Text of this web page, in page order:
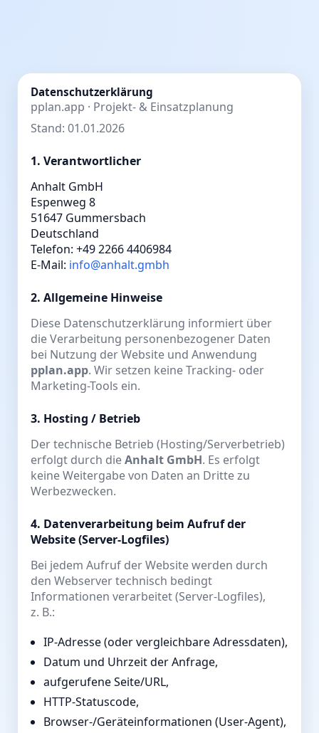
Datenschutzerklärung
pplan.app · Projekt- & Einsatzplanung
Stand: 01.01.2026
1. Verantwortlicher
Anhalt GmbH
Espenweg 8
51647 Gummersbach
Deutschland
Telefon: +49 2266 4406984
E-Mail: info@anhalt.gmbh
2. Allgemeine Hinweise
Diese Datenschutzerklärung informiert über
die Verarbeitung personenbezogener Daten
bei Nutzung der Website und Anwendung
pplan.app. Wir setzen keine Tracking- oder
Marketing-Tools ein.
3. Hosting / Betrieb
Der technische Betrieb (Hosting/Serverbetrieb)
erfolgt durch dieAnhalt GmbH. Es erfolgt
keine Weitergabe von Daten an Dritte zu
Werbezwecken.
4. Datenverarbeitung beim Aufruf der
Website (Server-Logfiles)
Bei jedem Aufruf der Website werden durch
den Webserver technisch bedingt
Informationen verarbeitet (Server-Logfiles),
z. B.:
IP-Adresse (oder vergleichbare Adressdaten),
Datum und Uhrzeit der Anfrage,
aufgerufene Seite/URL,
HTTP-Statuscode,
Browser-/Geräteinformationen (User-Agent),